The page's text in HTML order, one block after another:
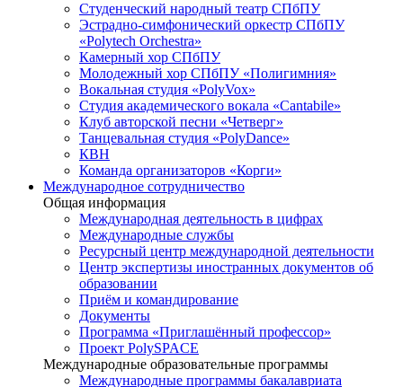
Студенческий народный театр СПбПУ
Эстрадно-симфонический оркестр СПбПУ
«Polytech Orchestra»
Камерный хор СПбПУ
Молодежный хор СПбПУ «Полигимния»
Вокальная студия «PolyVox»
Студия академического вокала «Cantabile»
Клуб авторской песни «Четверг»
Танцевальная студия «PolyDance»
КВН
Команда организаторов «Корги»
Международное сотрудничество
Общая информация
Международная деятельность в цифрах
Международные службы
Ресурсный центр международной деятельности
Центр экспертизы иностранных документов об
образовании
Приём и командирование
Документы
Программа «Приглашённый профессор»
Проект PolySPACE
Международные образовательные программы
Международные программы бакалавриата